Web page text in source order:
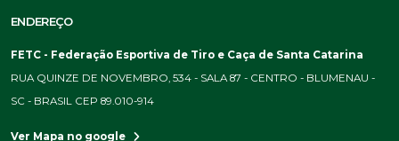
ENDEREÇO
FETC - Federação Esportiva de Tiro e Caça de Santa Catarina
RUA QUINZE DE NOVEMBRO, 534 - SALA 87 - CENTRO - BLUMENAU -
SC - BRASIL CEP 89.010-914
Ver Mapa no google